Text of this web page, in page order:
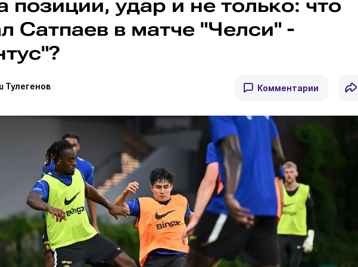
позиции, удар и не только: что
Сатпаев в матче "Челси" -
Тулегенов Комментарии